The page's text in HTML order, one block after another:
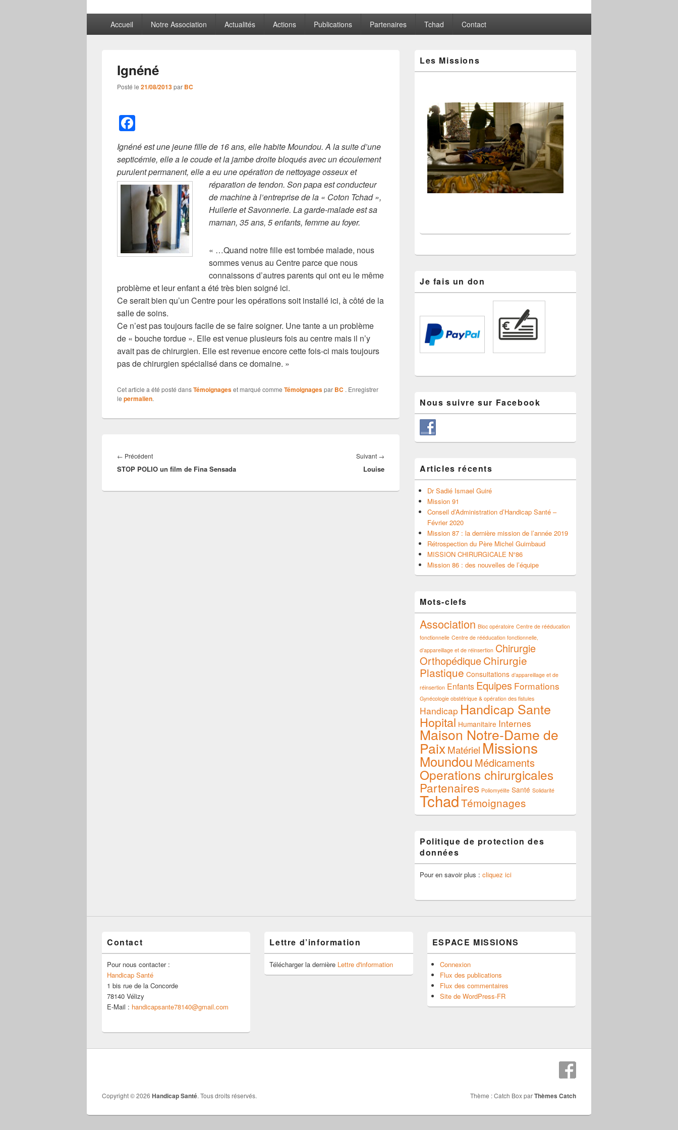
principalAccueil Notre Association Actualités Actions Publications Partenaires Tchad Contact
Ignéné
Posté le 21/08/2013par BC
a
c
e
b
o
Ignéné est une jeune fille de 16 ans, elle habite Moundou. A la suite d’une
septicémie, elle a le coude et la jambe droite bloqués avec un écoulement
purulent permanent, elle a eu une opération de nettoyage osseux et
réparation de tendon. Son papa est conducteur
de machine à l’entreprise de la « Coton Tchad »,
Huilerie et Savonnerie. La garde-malade est sa
maman, 35 ans, 5 enfants, femme au foyer.
« …Quand notre fille est tombée malade, nous
sommes venus au Centre parce que nous
connaissons d’autres parents qui ont eu le même
problème et leur enfant a été très bien soigné ici.
Ce serait bien qu’un Centre pour les opérations soit installé ici, à côté de la
salle de soins.
Ce n’est pas toujours facile de se faire soigner. Une tante a un problème
de « bouche tordue ». Elle est venue plusieurs fois au centre mais il n’y
avait pas de chirurgien. Elle est revenue encore cette fois-ci mais toujours
pas de chirurgien spécialisé dans ce domaine. »
Cet article a été posté dansTémoignageset marqué comme Témoignagespar BC . Enregistrer
le permalien.
de
l’article
← PrécédentArticle
précédent :
STOP POLIO un film de Fina Sensada
Suivant →
suivant :
Louise
principale
de
latérale
Les Missions
Je fais un don
Nous suivre sur Facebook
Articles récents
Dr Sadié Ismael Guiré
Mission 91
Conseil d’Administration d’Handicap Santé –
Février 2020
Mission 87 : la dernière mission de l’année 2019
Rétrospection du Père Michel Guimbaud
MISSION CHIRURGICALE N°86
Mission 86 : des nouvelles de l’équipe
Mots-clefs
Association Bloc opératoire Centre de rééducation
fonctionnelle Centre de rééducation fonctionnelle,
d’appareillage et de réinsertion Chirurgie
OrthopédiqueChirurgie
Plastique Consultations d’appareillage et de
réinsertion Enfants Equipes Formations
Gynécologie obstétrique & opération des fistules
Handicap Handicap Sante
Hopital Humanitaire Internes
Maison Notre-Dame de
PaixMatériel Missions
Moundou Médicaments
Operations chirurgicales
Partenaires Poliomyélite Santé Solidarité
TchadTémoignages
Politique de protection des
données
Pour en savoir plus : cliquez ici
Contact
Pour nous contacter :
Handicap Santé
1 bis rue de la Concorde
78140 Vélizy
E-Mail : handicapsante78140@gmail.com
Lettre d’information
Télécharger la dernière Lettre d'information
ESPACE MISSIONS
Connexion
Flux des publications
Flux des commentaires
Site de WordPress-FR
Copyright © 2026 Handicap Santé. Tous droits réservés. Thème : Catch Box parThèmes Catch